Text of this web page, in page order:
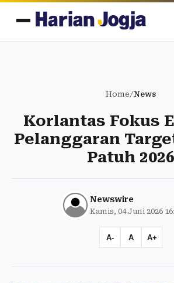
Home/News
Korlantas Fokus
Pelanggaran
Patuh 2026
Newswire
Kamis, 04 Juni 2026
A- A A+